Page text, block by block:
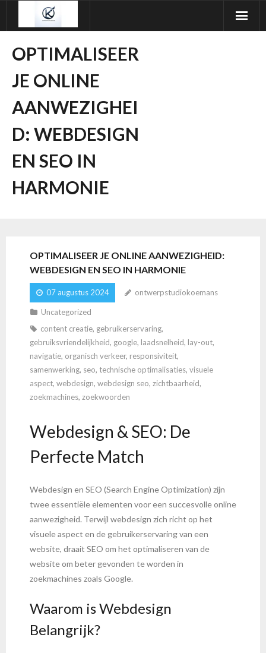
inhoudOPTIMALISEER
JE ONLINE
AANWEZIGHEI
D: WEBDESIGN
EN SEO IN
HARMONIE
OPTIMALISEER JE ONLINE AANWEZIGHEID:
WEBDESIGN EN SEO IN HARMONIE
07 augustus 2024 ontwerpstudiokoemans
Uncategorized
content creatie, gebruikerservaring,
gebruiksvriendelijkheid, google, laadsnelheid, lay-out,
navigatie, organisch verkeer, responsiviteit,
samenwerking, seo, technische optimalisaties, visuele
aspect, webdesign, webdesign seo, zichtbaarheid,
zoekmachines, zoekwoorden
Webdesign & SEO: De
Perfecte Match
Webdesign en SEO (Search Engine Optimization) zijn
twee essentiële elementen voor een succesvolle online
aanwezigheid. Terwijl webdesign zich richt op het
visuele aspect en de gebruikerservaring van een
website, draait SEO om het optimaliseren van de
website om beter gevonden te worden in
zoekmachines zoals Google.
Waarom is Webdesign
Belangrijk?